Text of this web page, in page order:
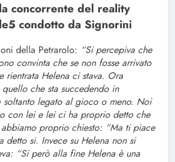
concorrente del reality
condotto da Signorini
della Petrarolo: “Si percepiva che
convinta che se non fosse arrivato
rientrata Helena ci stava. Ora
che sta succedendo in
soltanto legato al gioco o meno. Noi
con lei e lei ci ha proprio detto che
proprio chiesto: “Ma ti piace
detto si. Invece su Helena non si
“Si però alla fine Helena è una